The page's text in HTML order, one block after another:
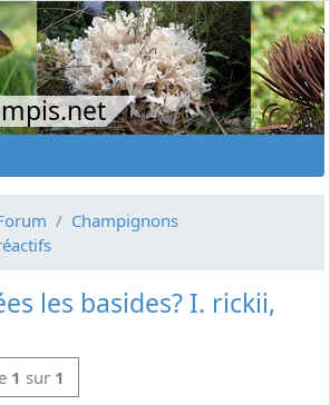
Champignons
les basides? I. rickii,
1 sur 1